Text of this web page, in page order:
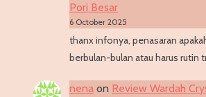
Pori Besar
6 October 2025
thanx infonya, penasaran
berbulan-bulan atau harus rutin
nena on Review Wardah